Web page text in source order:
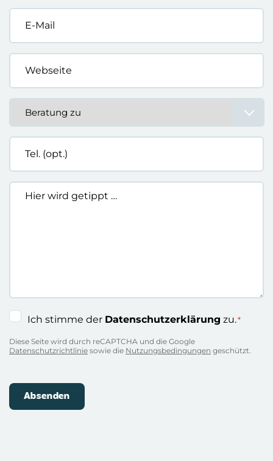
E-
Mail
*
Webseite
Tel.
(opt.)
Hier
wird
Einwilligung
Ich stimme der Datenschutzerklärung zu.*
Diese Seite wird durch reCAPTCHA und die Google
Datenschutzrichtlinie sowie die Nutzungsbedingungen geschützt.